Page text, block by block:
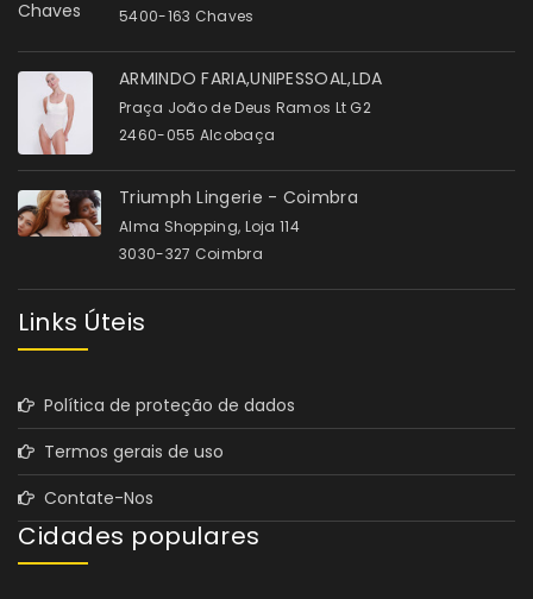
5400-163 Chaves
ARMINDO FARIA,UNIPESSOAL,LDA
Praça João de Deus Ramos Lt G2
2460-055 Alcobaça
Triumph Lingerie - Coimbra
Alma Shopping, Loja 114
3030-327 Coimbra
Links Úteis
Política de proteção de dados
Termos gerais de uso
Contate-Nos
Cidades populares